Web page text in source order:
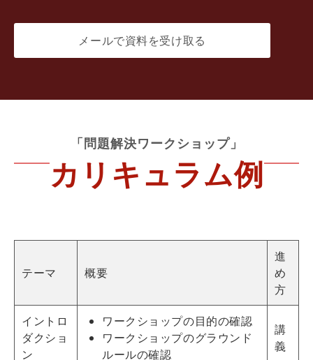
メールで資料を受け取る
「問題解決ワークショップ」
カリキュラム例
テーマ 概要
進
め
方
イントロ
ダクショ
ン
ワークショップの目的の確認
ワークショップのグラウンド
ルールの確認
講
義